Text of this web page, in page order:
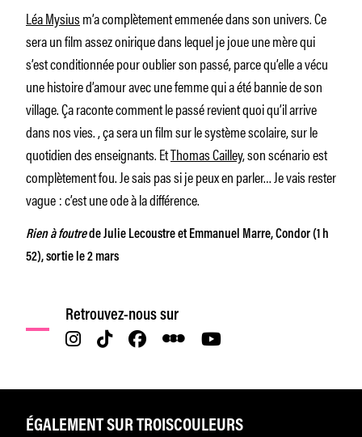
Léa Mysiusm’a complètement emmenée dans son univers. Ce
sera un film assez onirique dans lequel je joue une mère qui
s’est conditionnée pour oublier son passé, parce qu’elle a vécu
une histoire d’amour avec une femme qui a été bannie de son
village. Ça raconte comment le passé revient quoi qu’il arrive
dans nos vies. , ça sera un film sur le système scolaire, sur le
quotidien des enseignants. EtThomas Cailley, son scénario est
complètement fou. Je sais pas si je peux en parler… Je vais rester
vague : c’est une ode à la différence.
Rien à foutrede Julie Lecoustre et Emmanuel Marre, Condor (1 h
52), sortie le 2 mars
Retrouvez-nous sur
ÉGALEMENT SUR TROISCOULEURS